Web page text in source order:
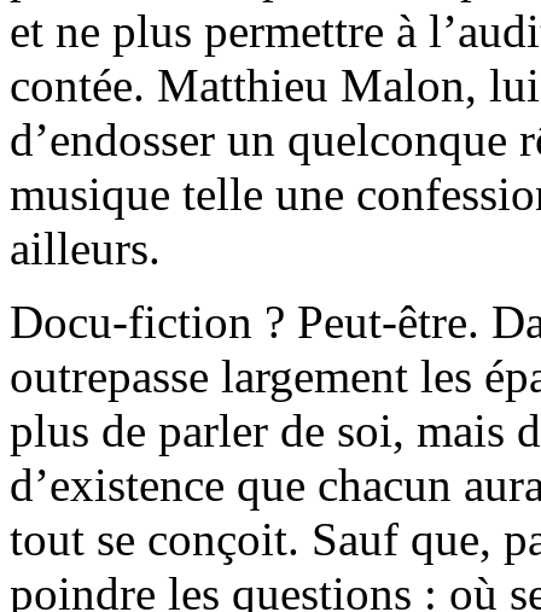
et ne plus permettre à
contée. Matthieu Malon,
d’endosser un quelconque
musique telle une
ailleurs.
Docu-fiction ? Peut-être.
outrepasse largement les
plus de parler de soi, mais
d’existence que chacun
tout se conçoit. Sauf que,
poindre les questions : où